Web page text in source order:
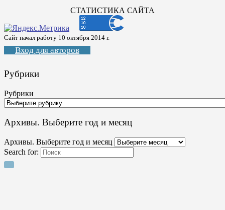
СТАТИСТИКА САЙТА
Сайт начал работу 10 октября 2014 г.
Вход для авторов
Рубрики
Рубрики
Архивы. Выберите год и месяц
Архивы. Выберите год и месяц
Search for: